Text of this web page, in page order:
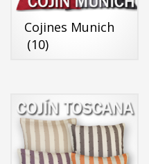
Cojines Munich
(10)